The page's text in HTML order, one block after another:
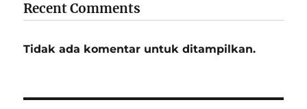
Recent Comments
Tidak ada komentar untuk ditampilkan.